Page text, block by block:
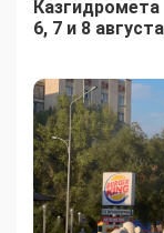
6, 7 и 8